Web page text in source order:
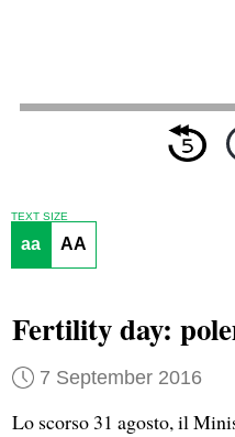
TEXT SIZE
aa AA
Fertility day:
7 September 2016
Lo scorso 31 agosto, il